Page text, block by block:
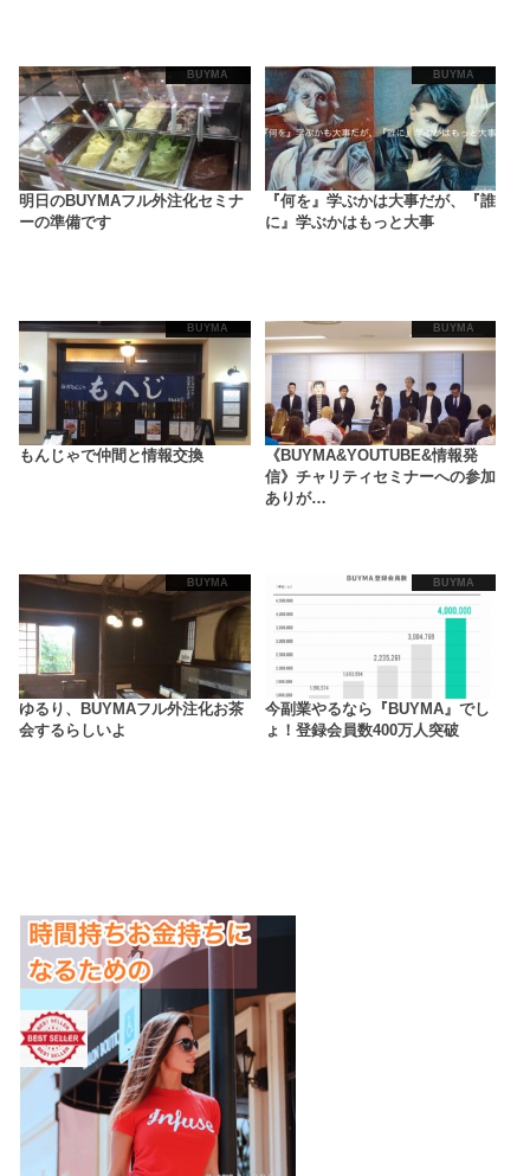
BUYMA
明日のBUYMAフル外注化セミナ
ーの準備です
BUYMA
『何を』学ぶかは大事だが、『誰
に』学ぶかはもっと大事
BUYMA
もんじゃで仲間と情報交換
BUYMA
《BUYMA&YOUTUBE&情報発
信》チャリティセミナーへの参加
ありが…
BUYMA
ゆるり、BUYMAフル外注化お茶
会するらしいよ
BUYMA
今副業やるなら『BUYMA』でし
ょ！登録会員数400万人突破